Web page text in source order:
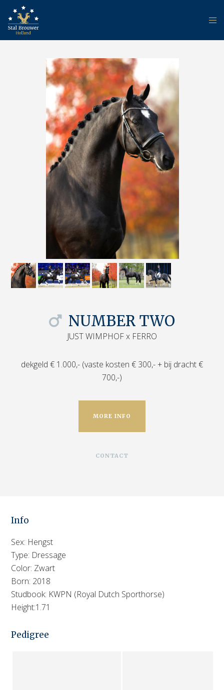
NUMBER TWO
JUST WIMPHOF x FERRO
dekgeld € 1.000,- (vaste kosten € 300,- + bij dracht €
700,-)
MORE INFO
CONTACT
Info
Sex: Hengst
Type: Dressage
Color: Zwart
Born: 2018
Studbook: KWPN (Royal Dutch Sporthorse)
Height:1.71
Pedigree